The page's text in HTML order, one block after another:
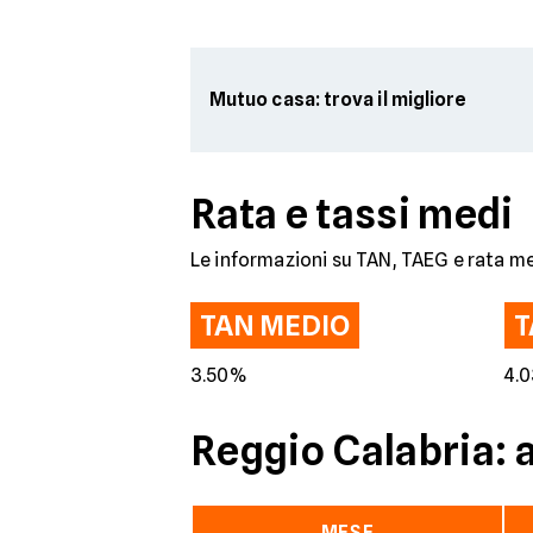
Mutuo casa: trova il migliore
Rata e tassi medi
Le informazioni su TAN, TAEG e rata
TAN MEDIO
3.50%
Reggio Calabria: